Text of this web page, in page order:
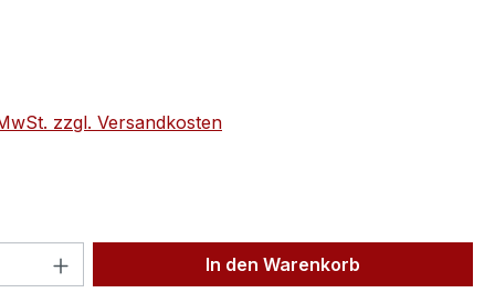
zzgl. Versandkosten
Anzahl: Gib den gewünschten Wert
In den Warenkorb